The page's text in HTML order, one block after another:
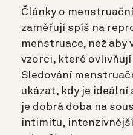
Články o
zaměřují spíš na
menstruace, než aby
vzorci, které ovlivňují
Sledování
ukázat, kdy je
je dobrá doba na
intimitu,